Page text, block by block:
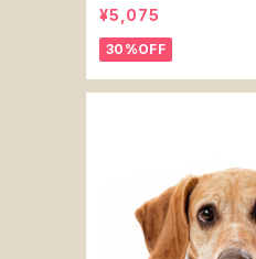
ージュ フーディ
¥5,075
30%OFF